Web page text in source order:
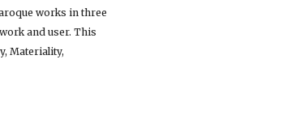
works in three
and user. This
Materiality,